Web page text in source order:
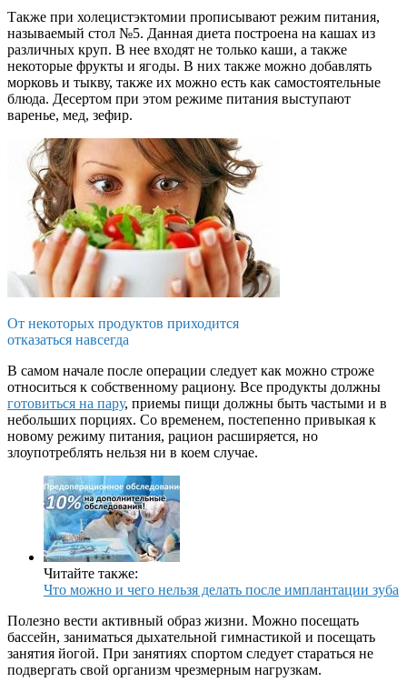
Также при холецистэктомии прописывают режим питания,
называемый стол №5. Данная диета построена на кашах из
различных круп. В нее входят не только каши, а также
некоторые фрукты и ягоды. В них также можно добавлять
морковь и тыкву, также их можно есть как самостоятельные
блюда. Десертом при этом режиме питания выступают
варенье, мед, зефир.
От некоторых продуктов приходится
отказаться навсегда
В самом начале после операции следует как можно строже
относиться к собственному рациону. Все продукты должны
готовиться на пару, приемы пищи должны быть частыми и в
небольших порциях. Со временем, постепенно привыкая к
новому режиму питания, рацион расширяется, но
злоупотреблять нельзя ни в коем случае.
Читайте также:
Что можно и чего нельзя делать после имплантации зуба
Полезно вести активный образ жизни. Можно посещать
бассейн, заниматься дыхательной гимнастикой и посещать
занятия йогой. При занятиях спортом следует стараться не
подвергать свой организм чрезмерным нагрузкам.